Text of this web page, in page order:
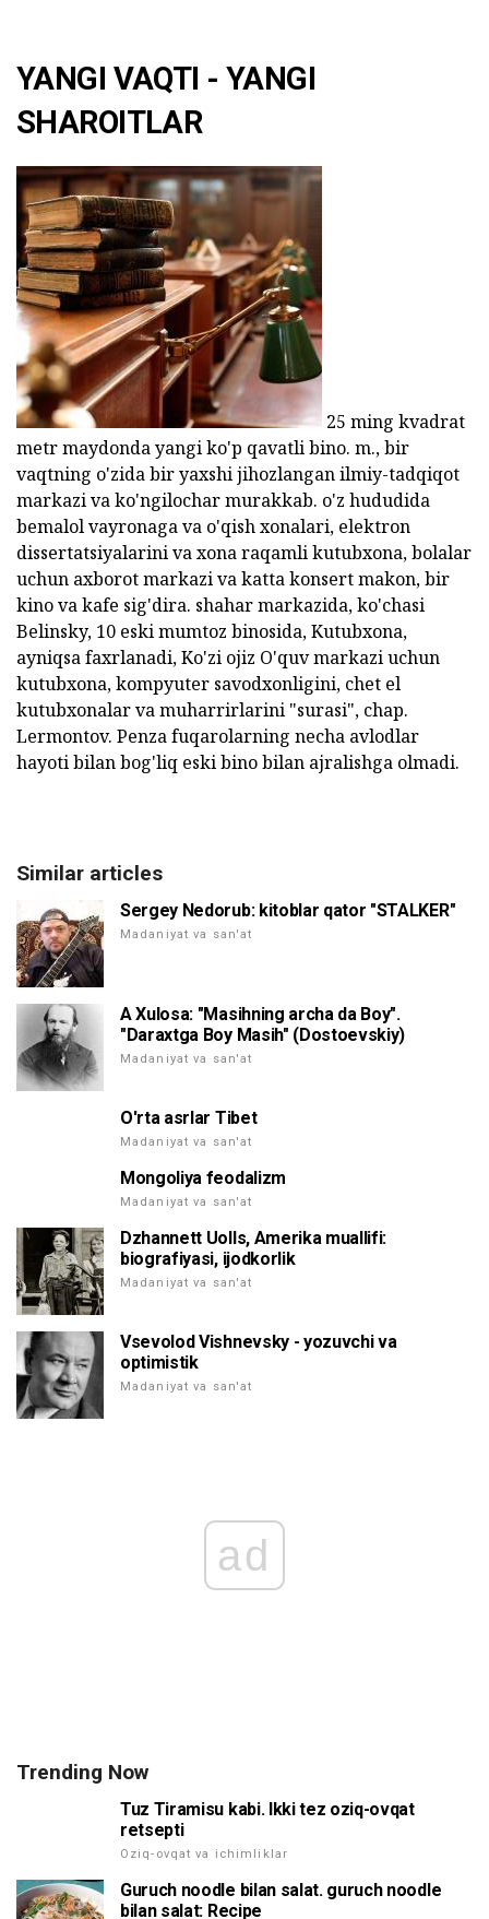
YANGI VAQTI - YANGI
SHAROITLAR
25 ming kvadrat
metr maydonda yangi ko'p qavatli bino. m., bir
vaqtning o'zida bir yaxshi jihozlangan ilmiy-tadqiqot
markazi va ko'ngilochar murakkab. o'z hududida
bemalol vayronaga va o'qish xonalari, elektron
dissertatsiyalarini va xona raqamli kutubxona, bolalar
uchun axborot markazi va katta konsert makon, bir
kino va kafe sig'dira. shahar markazida, ko'chasi
Belinsky, 10 eski mumtoz binosida, Kutubxona,
ayniqsa faxrlanadi, Ko'zi ojiz O'quv markazi uchun
kutubxona, kompyuter savodxonligini, chet el
kutubxonalar va muharrirlarini "surasi", chap.
Lermontov. Penza fuqarolarning necha avlodlar
hayoti bilan bog'liq eski bino bilan ajralishga olmadi.
Similar articles
Sergey Nedorub: kitoblar qator "STALKER"
Madaniyat va san'at
A Xulosa: "Masihning archa da Boy".
"Daraxtga Boy Masih" (Dostoevskiy)
Madaniyat va san'at
O'rta asrlar Tibet
Madaniyat va san'at
Mongoliya feodalizm
Madaniyat va san'at
Dzhannett Uolls, Amerika muallifi:
biografiyasi, ijodkorlik
Madaniyat va san'at
Vsevolod Vishnevsky - yozuvchi va
optimistik
Madaniyat va san'at
ad
Trending Now
Tuz Tiramisu kabi. Ikki tez oziq-ovqat
retsepti
Oziq-ovqat va ichimliklar
Guruch noodle bilan salat. guruch noodle
bilan salat: Recipe